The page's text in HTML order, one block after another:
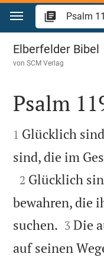
Zum Inhalt springen
Psalm 119
Elberfelder Bibel
vonSCM Verlag

Psalm

1 Glücklich
sind, die im

2 Glücklich
bewahren, die
suchen. 

3 Die
auf seinen